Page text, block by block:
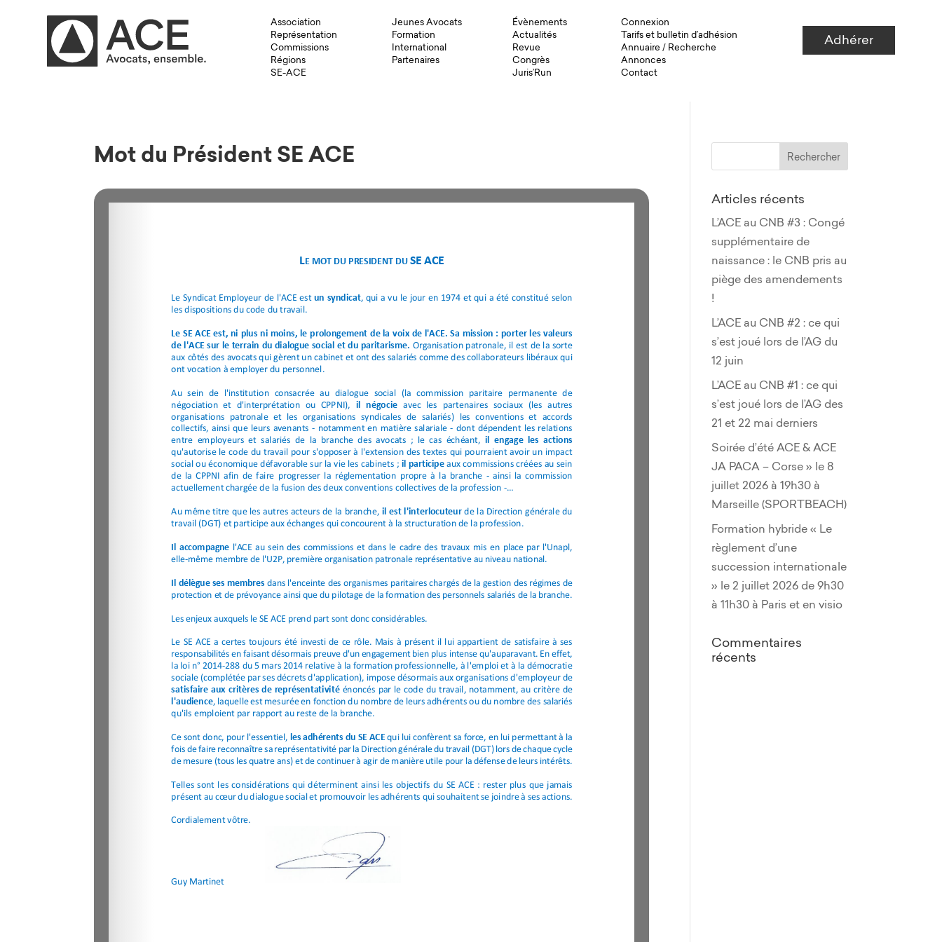
Association
Représentation
Commissions
Régions
SE-ACE
Jeunes Avocats
Formation
International
Partenaires
Évènements
Actualités
Revue
Congrès
Juris’Run
Connexion
Tarifs et bulletin d’adhésion
Annuaire / Recherche
Annonces
Contact
Adhérer
Mot du Président SE ACE
Articles récents
L’ACE au CNB #3 : Congé
supplémentaire de
naissance : le CNB pris au
piège des amendements
!
L’ACE au CNB #2 : ce qui
s’est joué lors de l’AG du
12 juin
L’ACE au CNB #1 : ce qui
s’est joué lors de l’AG des
21 et 22 mai derniers
Soirée d’été ACE & ACE
JA PACA – Corse » le 8
juillet 2026 à 19h30 à
Marseille (SPORTBEACH)
Formation hybride « Le
règlement d’une
succession internationale
» le 2 juillet 2026 de 9h30
à 11h30 à Paris et en visio
Commentaires
récents